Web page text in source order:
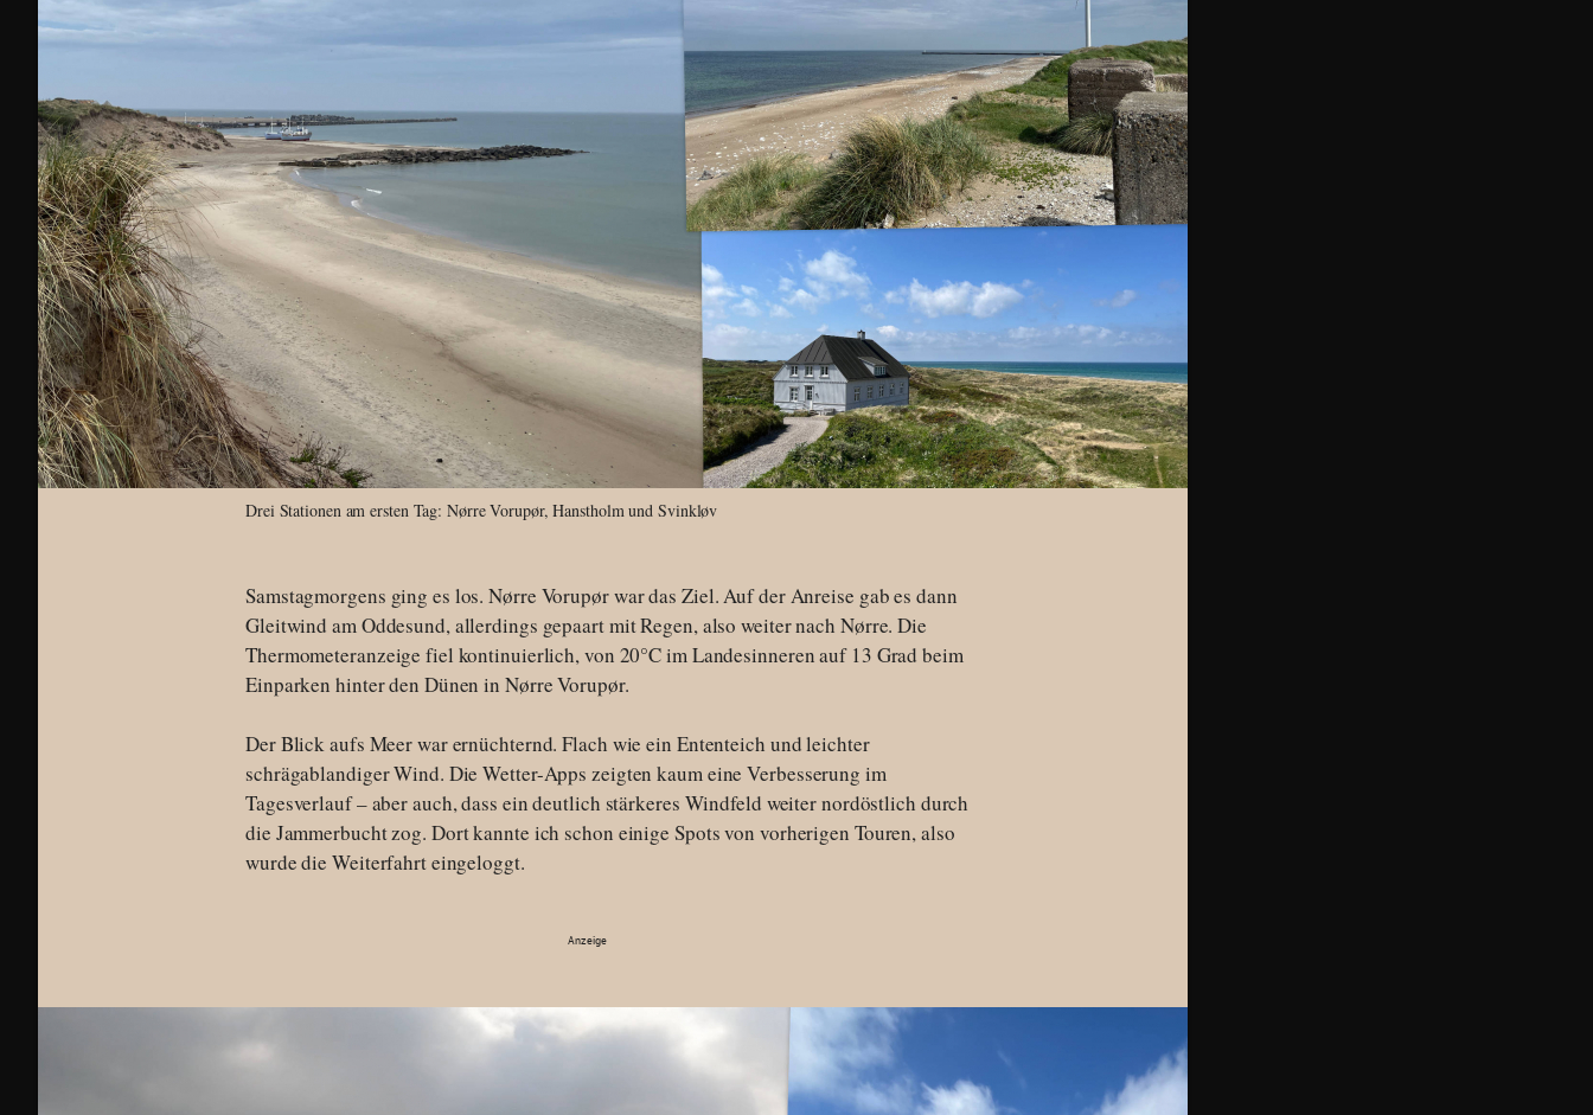
Drei Stationen am ersten Tag: Nørre Vorupør, Hanstholm und Svinkløv
Samstagmorgens ging es los. Nørre Vorupør war das Ziel. Auf der Anreise gab es dann
Gleitwind am Oddesund, allerdings gepaart mit Regen, also weiter nach Nørre. Die
Thermometeranzeige fiel kontinuierlich, von 20°C im Landesinneren auf 13 Grad beim
Einparken hinter den Dünen in Nørre Vorupør.
Der Blick aufs Meer war ernüchternd. Flach wie ein Ententeich und leichter
schrägablandiger Wind. Die Wetter-Apps zeigten kaum eine Verbesserung im
Tagesverlauf – aber auch, dass ein deutlich stärkeres Windfeld weiter nordöstlich durch
die Jammerbucht zog. Dort kannte ich schon einige Spots von vorherigen Touren, also
wurde die Weiterfahrt eingeloggt.